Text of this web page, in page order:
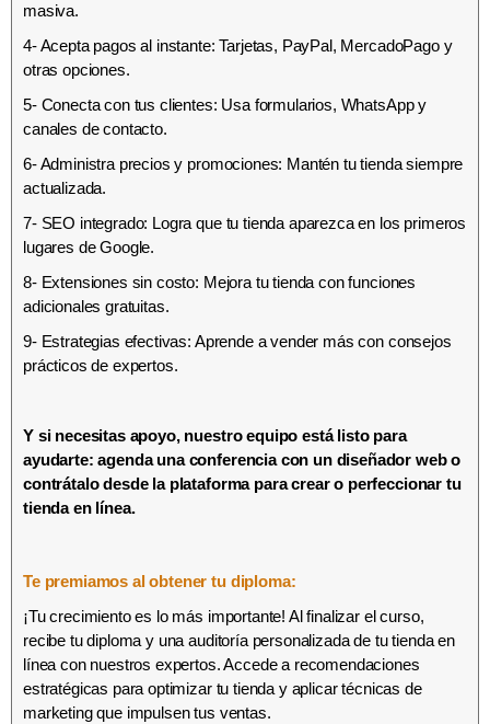
masiva.
4- Acepta pagos al instante: Tarjetas, PayPal, MercadoPago y
otras opciones.
5- Conecta con tus clientes: Usa formularios, WhatsApp y
canales de contacto.
6- Administra precios y promociones: Mantén tu tienda siempre
actualizada.
7- SEO integrado: Logra que tu tienda aparezca en los primeros
lugares de Google.
8- Extensiones sin costo: Mejora tu tienda con funciones
adicionales gratuitas.
9- Estrategias efectivas: Aprende a vender más con consejos
prácticos de expertos.
Y si necesitas apoyo, nuestro equipo está listo para
ayudarte: agenda una conferencia con un diseñador web o
contrátalo desde la plataforma para crear o perfeccionar tu
tienda en línea.
Te premiamos al obtener tu diploma:
¡Tu crecimiento es lo más importante! Al finalizar el curso,
recibe tu diploma y una auditoría personalizada de tu tienda en
línea con nuestros expertos. Accede a recomendaciones
estratégicas para optimizar tu tienda y aplicar técnicas de
marketing que impulsen tus ventas.